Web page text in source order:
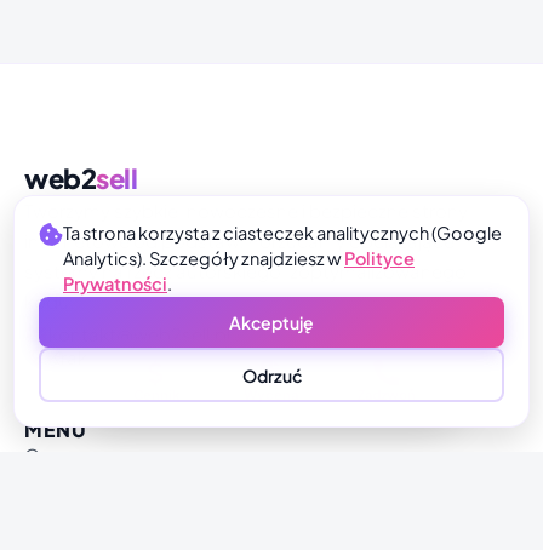
web2sell
internetowe od podstaw. Porzucamy obciążające
systemy na rzecz autorskiego, zoptymalizowanego
kodu.
kontakt@web2sell.pl
Kraków, Myślenice, Polska
MENU
O nas
Ta strona korzysta z ciasteczek analitycznych (Google
Analytics). Szczegóły znajdziesz wPolityce
Prywatności.
Odrzuć
Akceptuję